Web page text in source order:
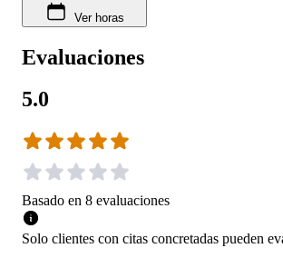
Ver horas
Evaluaciones
5.0
Basado en 8 evaluaciones
Solo clientes con citas concretadas pueden